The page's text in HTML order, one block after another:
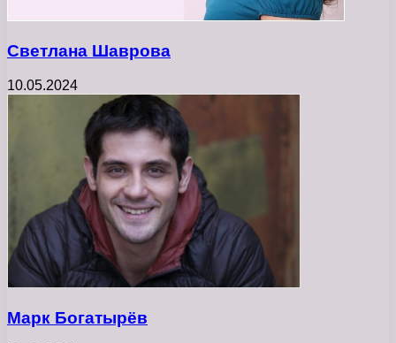
Светлана Шаврова
10.05.2024
Марк Богатырёв